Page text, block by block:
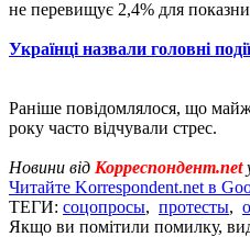
не перевищує 2,4% для
Українці назвали головні
Раніше повідомлялося, що
року часто відчували стрес.
Новини від Корреспондент.net
Читайте Korrespondent.net в
ТЕГИ: соцопросы, протесты,
Якщо ви помітили помилку,